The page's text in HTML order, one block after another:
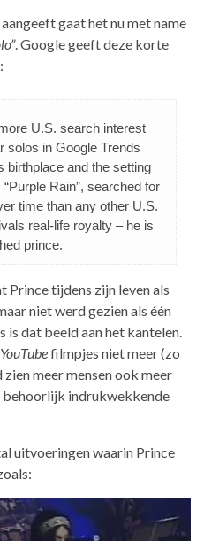
gaat het nu met name
. Google geeft deze korte
U.S. search interest
solos in Google Trends
birthplace and the setting
Rain”, searched for
time than any other U.S.
real-life royalty – he is
prince.
Prince tijdens zijn leven als
niet werd gezien als één
is dat beeld aan het kantelen.
YouTubefilmpjes niet meer (zo
meer mensen ook meer
behoorlijk indrukwekkende
uitvoeringen waarin Prince